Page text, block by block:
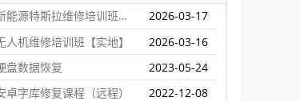
新能源特斯拉维修培训班【实地】
2026-03-17
人机维修培训班【实地】
2026-03-16
盘数据恢复
2023-05-24
卓字库修复课程（远程）
2022-12-08